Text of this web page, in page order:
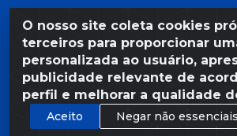
O nosso site coleta cookies
terceiros para proporcionar
personalizada ao usuário,
publicidade relevante de
perfil e melhorar a qualidade
Aceito
Negar não essenciais
Razão Social: Armazém Coral LTDA
103 - São José - Recife/PE - CEP
CNPJ 11.623.188/0027-